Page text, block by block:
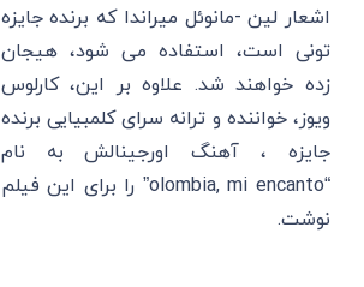
اشعار لین -مانوئل میراندا که برنده جایزه
تونی است، استفاده می شود، هیجان
زده خواهند شد. علاوه بر این، کارلوس
ویوز، خواننده و ترانه سرای کلمبیایی برنده
جایزه ، آهنگ اورجینالش به نام
“olombia, mi encanto” را برای این فیلم
نوشت.